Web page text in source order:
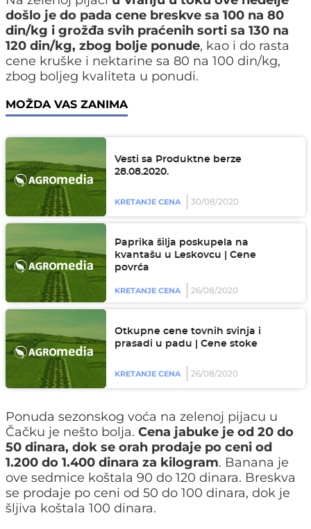
došlo je do pada cene breskve sa 100 na 80
din/kg i grožđa svih praćenih sorti sa 130 na
120 din/kg, zbog bolje ponude, kao i do rasta
cene kruške i nektarine sa 80 na 100 din/kg,
zbog boljeg kvaliteta u ponudi.
MOŽDA VAS ZANIMA
Vesti sa Produktne berze
28.08.2020.
KRETANJE CENA 30/08/2020
Paprika šilja poskupela na
kvantašu u Leskovcu | Cene
povrća
KRETANJE CENA 26/08/2020
Otkupne cene tovnih svinja i
prasadi u padu | Cene stoke
KRETANJE CENA 26/08/2020
Ponuda sezonskog voća na zelenoj pijacu u
Čačku je nešto bolja. Cena jabuke je od 20 do
50 dinara, dok se orah prodaje po ceni od
1.200 do 1.400 dinara za kilogram. Banana je
ove sedmice koštala 90 do 120 dinara. Breskva
se prodaje po ceni od 50 do 100 dinara, dok je
šljiva koštala 100 dinara.